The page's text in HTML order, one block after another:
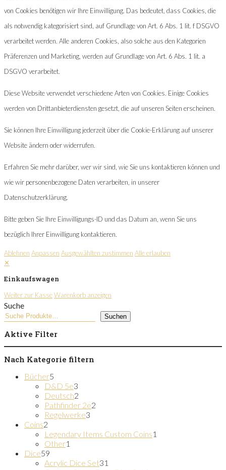
von Cookies benötigen wir Ihre Einwilligung. Das bedeutet, dass Cookies, die
als notwendig kategorisiert sind, auf Grundlage von Art. 6 Abs. 1 lit. f DSGVO
verarbeitet werden. Alle anderen Cookies, also solche aus den Kategorien
Präferenzen und Marketing, werden auf Grundlage von Art. 6 Abs. 1 lit. a
DSGVO verarbeitet.
Diese Website verwendet verschiedene Arten von Cookies. Einige Cookies
werden von Drittanbieterdiensten gesetzt, die auf unseren Seiten erscheinen.
Sie können Ihre Einwilligung jederzeit über die Cookie-Erklärung auf unserer
Website ändern oder widerrufen.
Erfahren Sie mehr darüber, wer wir sind, wie Sie uns kontaktieren können und
wie wir personenbezogene Daten verarbeiten, in unserer
Datenschutzerklärung.
Bitte geben Sie Ihre Einwilligungs-ID und das Datum an, wenn Sie uns
bezüglich Ihrer Einwilligung kontaktieren.
Ablehnen Anpassen Ausgewählten zustimmen Alle erlauben
✕
Einkaufswagen
Weiter zur KasseWarenkorb anzeigen
Suche
Suchen
Aktive Filter
Nach Kategorie filtern
Bücher5
Produkte
D&D 5e3
Produkte
Deutsch2
Produkte
Pathfinder 2e2
Regelwerke3
Coins2
Produkte
Legendary Items Custom Coins1
Other1
Dice59
Produkte
Acrylic Dice Set31